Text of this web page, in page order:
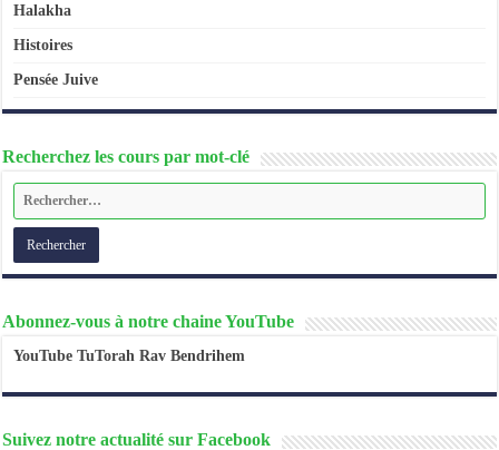
Halakha
Histoires
Pensée Juive
Recherchez les cours par mot-clé
Abonnez-vous à notre chaine YouTube
YouTube TuTorah Rav Bendrihem
Suivez notre actualité sur Facebook